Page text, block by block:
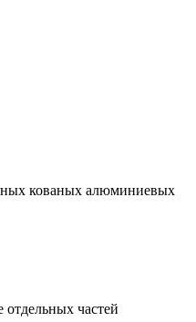
кованых алюминиевых
отдельных частей